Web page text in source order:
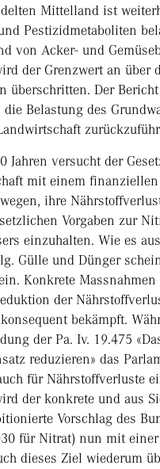
Mittelland ist
Pestizidmetaboliten
von Acker- und
der Grenzwert an über
überschritten. Der
die Belastung des
Jahren versucht der
mit einem
ihre
Vorgaben zur
einzuhalten. Wie es
Gülle und Dünger
Konkrete
der
bekämpft.
der Pa. Iv. 19.475
reduzieren» das
für Nährstoffverluste
der konkrete und aus
Vorschlag des
für Nitrat) nun mit einer
dieses Ziel wiederum